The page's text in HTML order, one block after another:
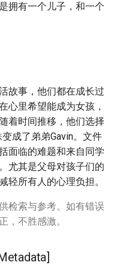
拥有一个儿子，和一个
故事，他们都在成长过
心里希望能成为女孩，
着时间推移，他们选择
成了弟弟Gavin。文件
面临的难题和来自同学
尤其是父母对孩子们的
轻所有人的心理负担。
检索与参考。如有错误
，不胜感激。